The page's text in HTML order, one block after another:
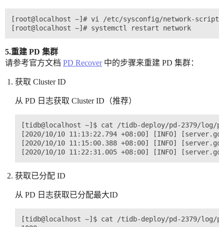
[root@localhost ~]# vi /etc/sysconfig/network-
5.重建 PD 集群
请参考官方文档 PD Recover中的步骤来重建 PD 集群：
获取 Cluster ID
从 PD 日志获取 Cluster ID（推荐）
[tidb@localhost ~]$ cat /tidb-deploy/pd-2379/
[2020/10/10 11:13:22.794 +08:00] [INFO]
[2020/10/10 11:15:00.388 +08:00] [INFO]
获取已分配 ID
从 PD 日志获取已分配最大ID
[tidb@localhost ~]$ cat /tidb-deploy/pd-2379/